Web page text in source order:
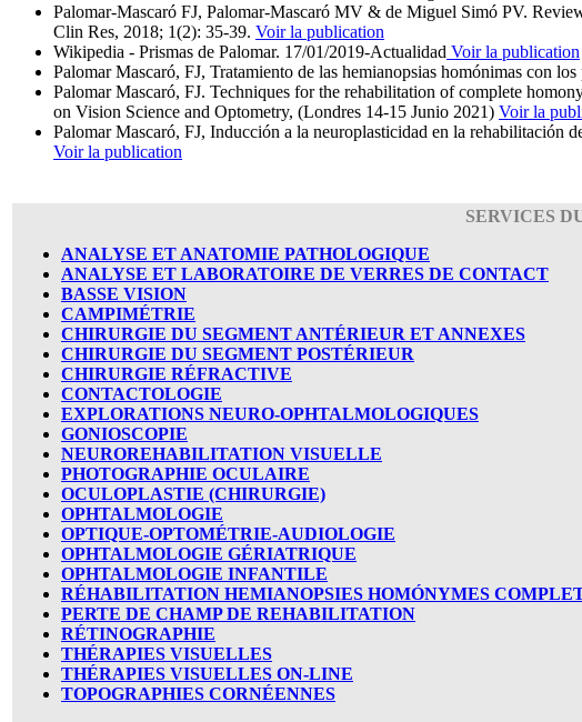
Palomar-Mascaró FJ, Palomar-Mascaró MV & de Miguel Simó PV.
Clin Res, 2018; 1(2): 35-39. Voir la publication
Wikipedia - Prismas de Palomar. 17/01/2019-Actualidad Voir la publication
Palomar Mascaró, FJ, Tratamiento de las hemianopsias homónimas con
Palomar Mascaró, FJ. Techniques for the rehabilitation of complete
on Vision Science and Optometry, (Londres 14-15 Junio 2021) Voir la
Palomar Mascaró, FJ, Inducción a la neuroplasticidad en la rehabilitación
Voir la publication
SERVICES
ANALYSE ET ANATOMIE PATHOLOGIQUE
ANALYSE ET LABORATOIRE DE VERRES DE CONTACT
BASSE VISION
CAMPIMÉTRIE
CHIRURGIE DU SEGMENT ANTÉRIEUR ET ANNEXES
CHIRURGIE DU SEGMENT POSTÉRIEUR
CHIRURGIE RÉFRACTIVE
CONTACTOLOGIE
EXPLORATIONS NEURO-OPHTALMOLOGIQUES
GONIOSCOPIE
NEUROREHABILITATION VISUELLE
PHOTOGRAPHIE OCULAIRE
OCULOPLASTIE (CHIRURGIE)
OPHTALMOLOGIE
OPTIQUE-OPTOMÉTRIE-AUDIOLOGIE
OPHTALMOLOGIE GÉRIATRIQUE
OPHTALMOLOGIE INFANTILE
RÉHABILITATION HEMIANOPSIES HOMÓNYMES
PERTE DE CHAMP DE REHABILITATION
RÉTINOGRAPHIE
THÉRAPIES VISUELLES
THÉRAPIES VISUELLES ON-LINE
TOPOGRAPHIES CORNÉENNES